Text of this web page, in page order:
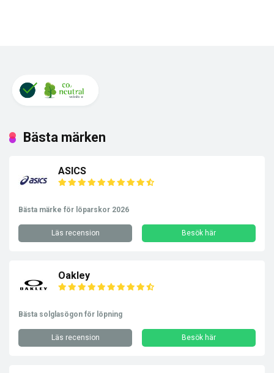
Bästa märken
ASICS
Bästa märke för löparskor 2026
Läs recension Besök här
Oakley
Bästa solglasögon för löpning
Läs recension Besök här